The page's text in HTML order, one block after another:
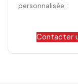
personnalisée :
Contacter